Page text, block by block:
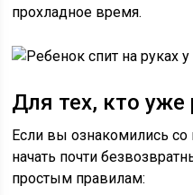
прохладное время.
Для тех, кто уже
Если вы ознакомились
начать почти
простым правилам: